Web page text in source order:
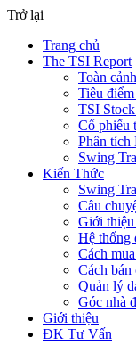
Trở lại
Trang chủ
The TSI Report
Toàn
Tiêu
TSI
Cổ phiếu
Phân tích
Swing
Kiến Thức
Swing
Câu
Giới
Hệ thống
Cách
Cách bán
Quản lý
Góc nhà
Giới thiệu
ĐK Tư Vấn